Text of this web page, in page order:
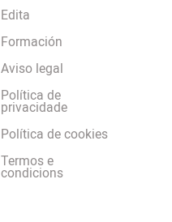
Edita
Formación
Aviso legal
Política de
privacidade
Política de cookies
Termos e
condicions